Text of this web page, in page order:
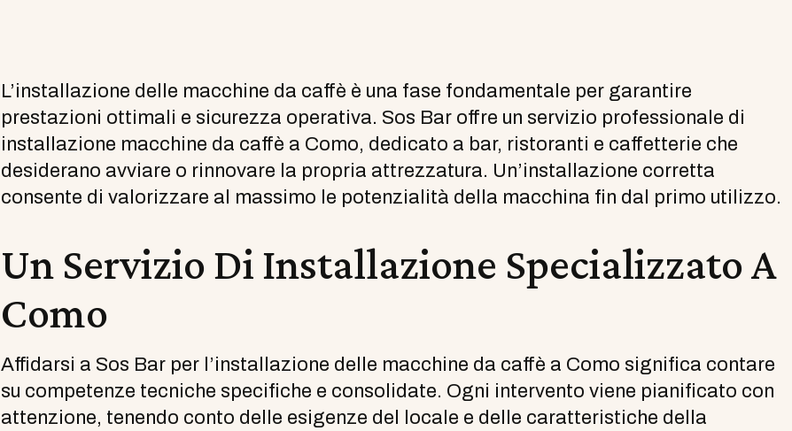
L’installazione delle macchine da caffè è una fase fondamentale per garantire
prestazioni ottimali e sicurezza operativa. Sos Bar offre un servizio professionale di
installazione macchine da caffè a Como, dedicato a bar, ristoranti e caffetterie che
desiderano avviare o rinnovare la propria attrezzatura. Un’installazione corretta
consente di valorizzare al massimo le potenzialità della macchina fin dal primo utilizzo.
Un Servizio Di Installazione Specializzato A
Como
Affidarsi a Sos Bar per l’installazione delle macchine da caffè a Como significa contare
su competenze tecniche specifiche e consolidate. Ogni intervento viene pianificato con
attenzione, tenendo conto delle esigenze del locale e delle caratteristiche della